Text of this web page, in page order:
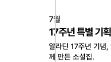
7월
17주년 특별 기
알라딘 17주년 기념
께 만든 소설집.